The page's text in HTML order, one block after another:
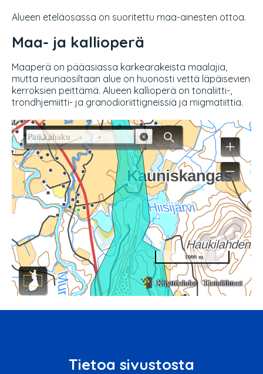
Alueen eteläosassa on suoritettu maa-ainesten ottoa.
Maa- ja kallioperä
Maaperä on pääasiassa karkearakeista maalajia,
mutta reunaosiltaan alue on huonosti vettä läpäisevien
kerroksien peittämä. Alueen kallioperä on tonaliitti-,
trondhjemiitti- ja granodioriittigneissiä ja migmatiittia.
Tietoa sivustosta